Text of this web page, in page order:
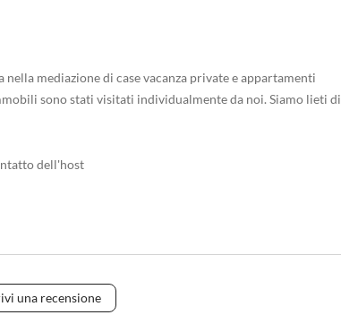
nella mediazione di case vacanza private e appartamenti
sono stati visitati individualmente da noi. Siamo lieti di
dell'host
una recensione